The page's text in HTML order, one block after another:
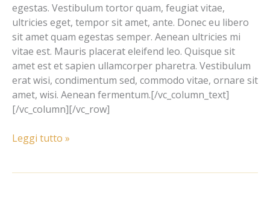
egestas. Vestibulum tortor quam, feugiat vitae,
ultricies eget, tempor sit amet, ante. Donec eu libero
sit amet quam egestas semper. Aenean ultricies mi
vitae est. Mauris placerat eleifend leo. Quisque sit
amet est et sapien ullamcorper pharetra. Vestibulum
erat wisi, condimentum sed, commodo vitae, ornare sit
amet, wisi. Aenean fermentum.[/vc_column_text]
[/vc_column][/vc_row]
Leggi tutto »